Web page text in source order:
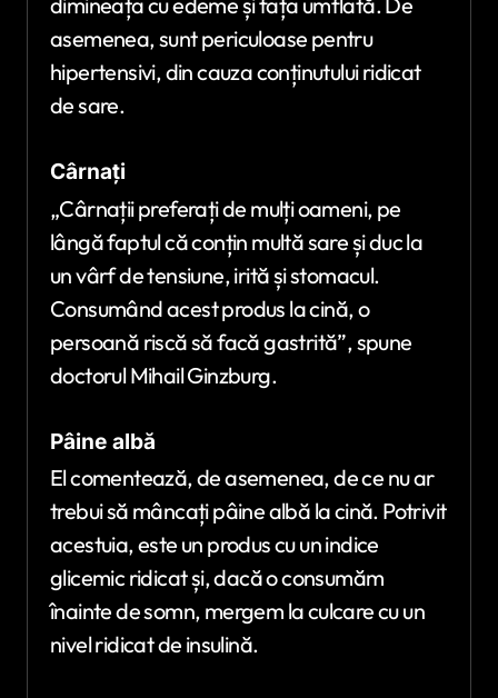
asemenea, sunt periculoase pentru
hipertensivi, din cauza conținutului ridicat
de sare.
Cârnați
„Cârnații preferați de mulți oameni, pe
lângă faptul că conțin multă sare și duc la
un vârf de tensiune, irită și stomacul.
Consumând acest produs la cină, o
persoană riscă să facă gastrită”, spune
doctorul Mihail Ginzburg.
Pâine albă
El comentează, de asemenea, de ce nu ar
trebui să mâncați pâine albă la cină. Potrivit
acestuia, este un produs cu un indice
glicemic ridicat și, dacă o consumăm
înainte de somn, mergem la culcare cu un
nivel ridicat de insulină.